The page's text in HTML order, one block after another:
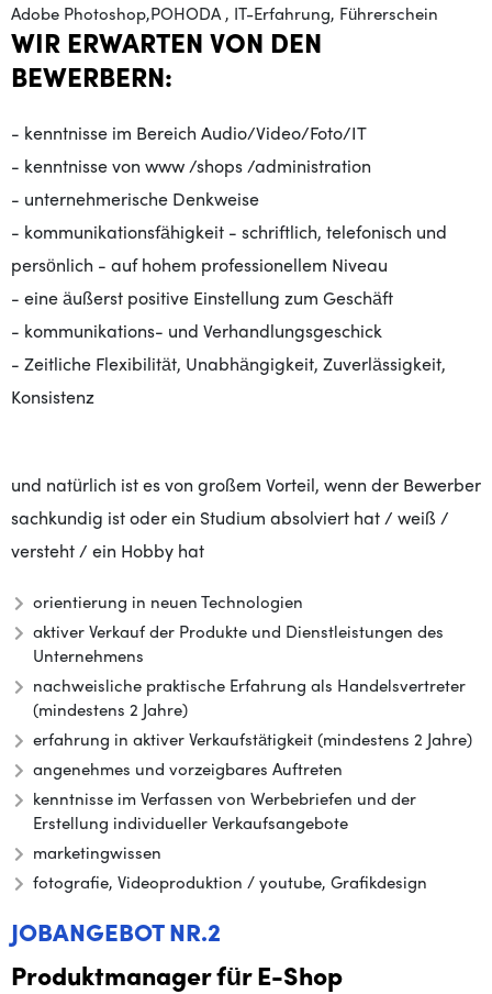
Adobe Photoshop,POHODA , IT-Erfahrung, Führerschein
WIR ERWARTEN VON DEN
BEWERBERN:
- kenntnisse im Bereich Audio/Video/Foto/IT
- kenntnisse von www /shops /administration
- unternehmerische Denkweise
- kommunikationsfähigkeit - schriftlich, telefonisch und
persönlich - auf hohem professionellem Niveau
- eine äußerst positive Einstellung zum Geschäft
- kommunikations- und Verhandlungsgeschick
- Zeitliche Flexibilität, Unabhängigkeit, Zuverlässigkeit,
Konsistenz
und natürlich ist es von großem Vorteil, wenn der Bewerber
sachkundig ist oder ein Studium absolviert hat / weiß /
versteht / ein Hobby hat
orientierung in neuen Technologien
aktiver Verkauf der Produkte und Dienstleistungen des
Unternehmens
nachweisliche praktische Erfahrung als Handelsvertreter
(mindestens 2 Jahre)
erfahrung in aktiver Verkaufstätigkeit (mindestens 2 Jahre)
angenehmes und vorzeigbares Auftreten
kenntnisse im Verfassen von Werbebriefen und der
Erstellung individueller Verkaufsangebote
marketingwissen
fotografie, Videoproduktion / youtube, Grafikdesign
JOBANGEBOT NR.2
Produktmanager für E-Shop